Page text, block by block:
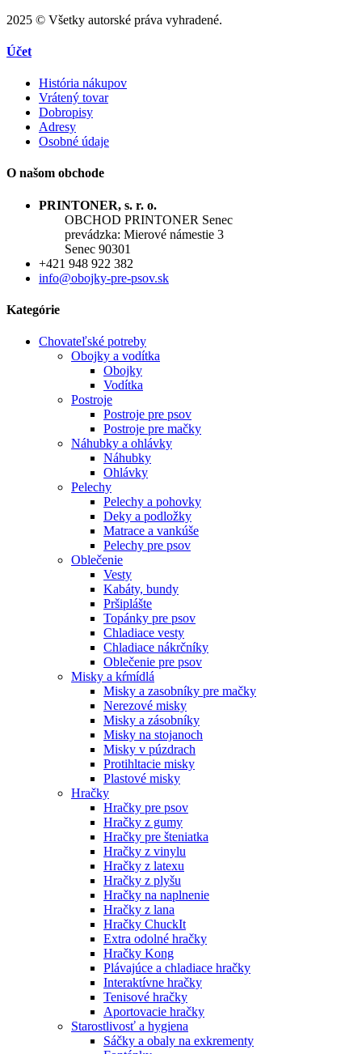
2025 © Všetky autorské práva vyhradené.
Účet
História nákupov
Vrátený tovar
Dobropisy
Adresy
Osobné údaje
O našom obchode
PRINTONER, s. r. o.
OBCHOD PRINTONER Senec
prevádzka: Mierové námestie 3
Senec 90301
+421 948 922 382
info@obojky-pre-psov.sk
Kategórie
Chovateľské potreby
Obojky a vodítka
Obojky
Vodítka
Postroje
Postroje pre psov
Postroje pre mačky
Náhubky a ohlávky
Náhubky
Ohlávky
Pelechy
Pelechy a pohovky
Deky a podložky
Matrace a vankúše
Pelechy pre psov
Oblečenie
Vesty
Kabáty, bundy
Pršiplášte
Topánky pre psov
Chladiace vesty
Chladiace nákrčníky
Oblečenie pre psov
Misky a kŕmídlá
Misky a zasobníky pre mačky
Nerezové misky
Misky a zásobníky
Misky na stojanoch
Misky v púzdrach
Protihltacie misky
Plastové misky
Hračky
Hračky pre psov
Hračky z gumy
Hračky pre šteniatka
Hračky z vinylu
Hračky z latexu
Hračky z plyšu
Hračky na naplnenie
Hračky z lana
Hračky ChuckIt
Extra odolné hračky
Hračky Kong
Plávajúce a chladiace hračky
Interaktívne hračky
Tenisové hračky
Aportovacie hračky
Starostlivosť a hygiena
Sáčky a obaly na exkrementy